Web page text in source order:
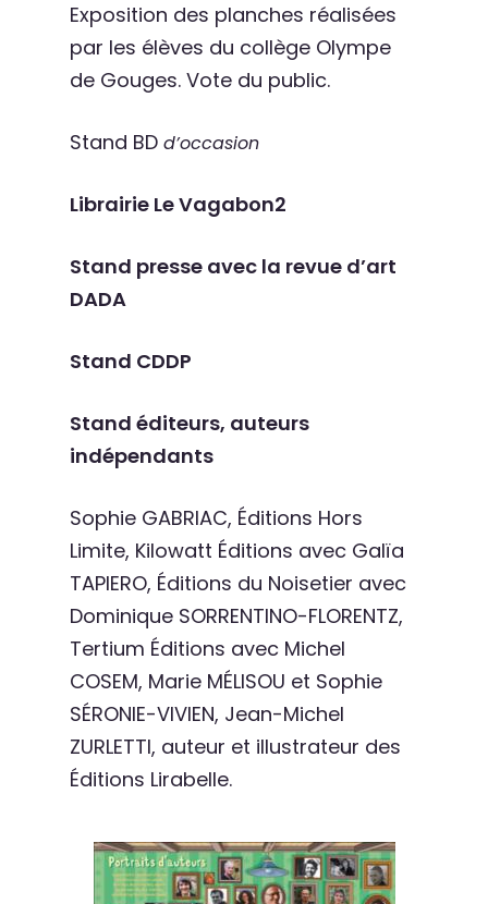
Exposition des planches réalisées
par les élèves du collège Olympe
de Gouges. Vote du public.
Stand BD d’occasion
Librairie Le Vagabon2
Stand presse avec la revue d’art
DADA
Stand CDDP
Stand éditeurs, auteurs
indépendants
Sophie GABRIAC, Éditions Hors
Limite, Kilowatt Éditions avec Galïa
TAPIERO, Éditions du Noisetier avec
Dominique SORRENTINO-FLORENTZ,
Tertium Éditions avec Michel
COSEM, Marie MÉLISOU et Sophie
SÉRONIE-VIVIEN, Jean-Michel
ZURLETTI, auteur et illustrateur des
Éditions Lirabelle.